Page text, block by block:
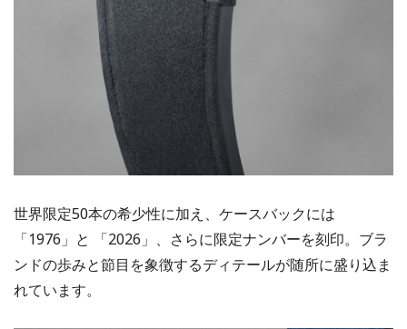
世界限定50本の希少性に加え、ケースバックには
「1976」と 「2026」、さらに限定ナンバーを刻印。ブラ
ンドの歩みと節目を象徴するディテールが随所に盛り込ま
れています。